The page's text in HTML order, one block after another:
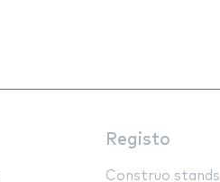
Registo
Construo stands